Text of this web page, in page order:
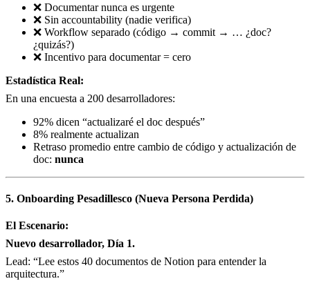
❌ Documentar nunca es urgente
❌ Sin accountability (nadie verifica)
❌ Workflow separado (código → commit → … ¿doc?
¿quizás?)
❌ Incentivo para documentar = cero
Estadística Real:
En una encuesta a 200 desarrolladores:
92% dicen “actualizaré el doc después”
8% realmente actualizan
Retraso promedio entre cambio de código y actualización de
doc: nunca
5. Onboarding Pesadillesco (Nueva Persona Perdida)
El Escenario:
Nuevo desarrollador, Día 1.
Lead: “Lee estos 40 documentos de Notion para entender la
arquitectura.”